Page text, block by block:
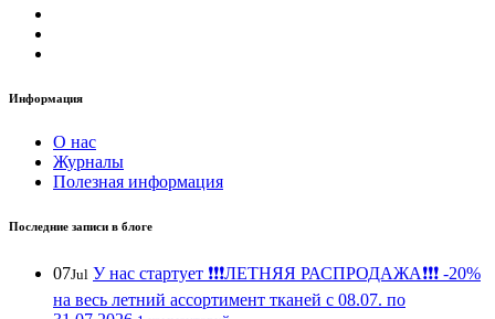
Информация
О нас
Журналы
Полезная информация
Последние записи в блоге
07Jul У нас стартует ❗️❗️❗️ЛЕТНЯЯ РАСПРОДАЖА❗️❗️❗️ -20%
на весь летний ассортимент тканей с 08.07. по